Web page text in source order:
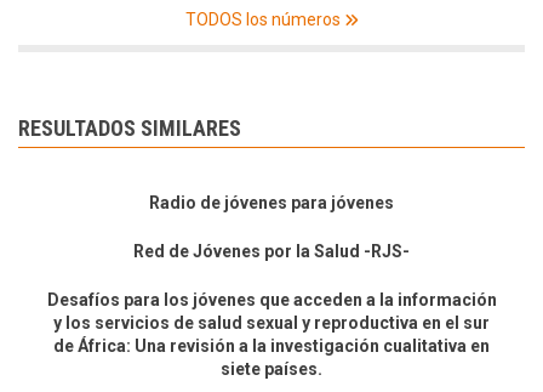
TODOS los números
RESULTADOS SIMILARES
Radio de jóvenes para jóvenes
Red de Jóvenes por la Salud -RJS-
Desafíos para los jóvenes que acceden a la información
y los servicios de salud sexual y reproductiva en el sur
de África: Una revisión a la investigación cualitativa en
siete países.